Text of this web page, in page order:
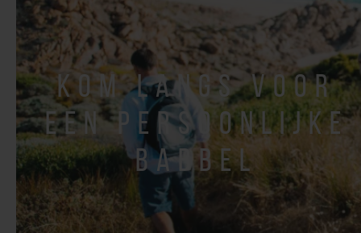
kom langs voor
een persoonlijke
babbel